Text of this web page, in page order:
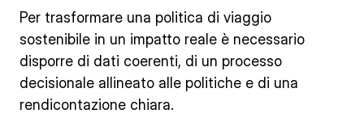
Per trasformare una politica di viaggio
sostenibile in un impatto reale è necessario
disporre di dati coerenti, di un processo
decisionale allineato alle politiche e di una
rendicontazione chiara.